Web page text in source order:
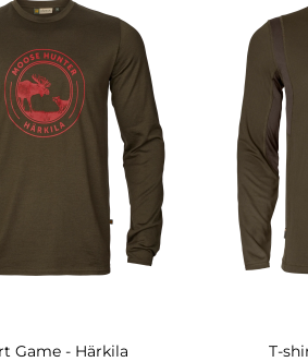
Game - Härkila T-